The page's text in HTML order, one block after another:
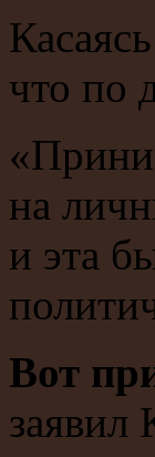
что по
на
и эта
Вот
заявил